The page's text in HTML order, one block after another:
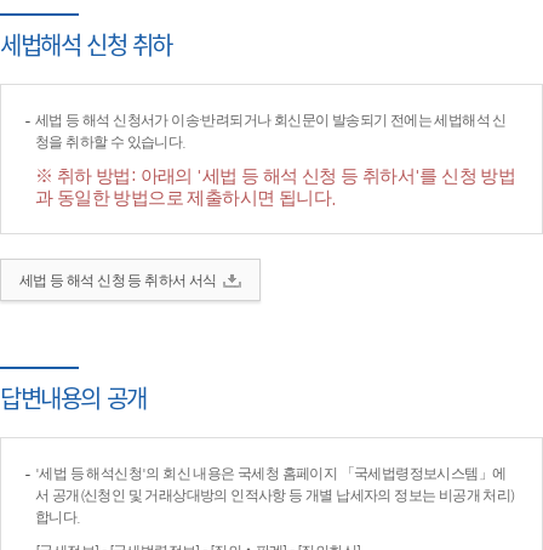
세법해석 신청 취하
세법 등 해석 신청서가 이송·반려되거나 회신문이 발송되기 전에는 세법해석 신
청을 취하할 수 있습니다.
※ 취하 방법: 아래의 '세법 등 해석 신청 등 취하서'를 신청 방법
과 동일한 방법으로 제출하시면 됩니다.
세법 등 해석 신청 등 취하서 서식
답변내용의 공개
'세법 등 해석신청'의 회신 내용은 국세청 홈페이지 「국세법령정보시스템」에
서 공개(신청인 및 거래상대방의 인적사항 등 개별 납세자의 정보는 비공개 처리)
합니다.